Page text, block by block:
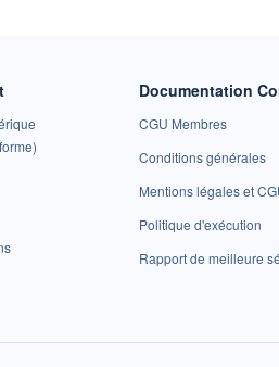
Documentation
CGU Membres
Conditions générales
Mentions légales et
Politique d'exécution
Rapport de meilleure